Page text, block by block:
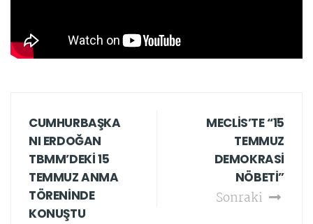
CUMHURBAŞKA
NI ERDOĞAN
TBMM’DEKİ 15
TEMMUZ ANMA
TÖRENİNDE
KONUŞTU
MECLİS’TE “15
TEMMUZ
DEMOKRASİ
NÖBETİ”
Sonraki